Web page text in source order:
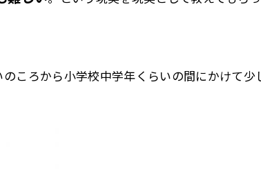
ころから小学校中学年くらいの間にかけて少